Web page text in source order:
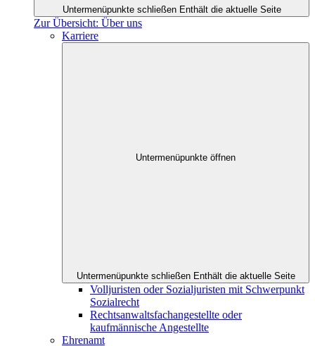
Untermenüpunkte schließen Enthält die aktuelle Seite
Zur Übersicht: Über uns
Karriere
Untermenüpunkte öffnen
Untermenüpunkte schließen Enthält die aktuelle Seite
Volljuristen oder Sozialjuristen mit Schwerpunkt
Sozialrecht
Rechtsanwaltsfachangestellte oder
kaufmännische Angestellte
Ehrenamt